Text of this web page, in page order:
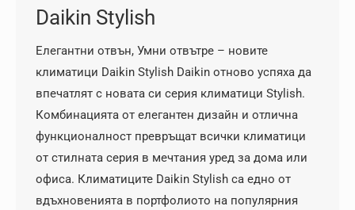
Daikin Stylish
Елегантни отвън, Умни отвътре – новите
климатици Daikin Stylish Daikin отново успяха да
впечатлят с новата си серия климатици Stylish.
Комбинацията от елегантен дизайн и отлична
функционалност превръщат всички климатици
от стилната серия в мечтания уред за дома или
офиса. Климатиците Daikin Stylish са едно от
вдъхновенията в портфолиото на популярния